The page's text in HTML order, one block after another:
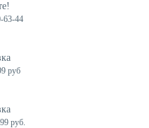
63-44
руб
руб.